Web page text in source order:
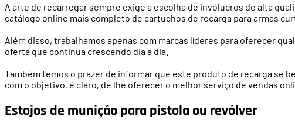
A arte de recarregar sempre exige a escolha de invólucros de alta
catálogo online mais completo de cartuchos de recarga para armas
Além disso, trabalhamos apenas com marcas líderes para oferecer
oferta que continua crescendo dia a dia.
Também temos o prazer de informar que este produto de recarga se
com o objetivo, é claro, de lhe oferecer o melhor serviço de vendas
Estojos de munição para pistola ou revólver